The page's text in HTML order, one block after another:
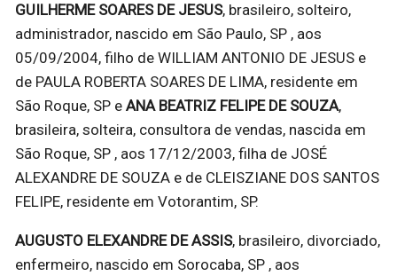
GUILHERME SOARES DE JESUS, brasileiro, solteiro,
administrador, nascido em São Paulo, SP , aos
05/09/2004, filho de WILLIAM ANTONIO DE JESUS e
de PAULA ROBERTA SOARES DE LIMA, residente em
São Roque, SP e ANA BEATRIZ FELIPE DE SOUZA,
brasileira, solteira, consultora de vendas, nascida em
São Roque, SP , aos 17/12/2003, filha de JOSÉ
ALEXANDRE DE SOUZA e de CLEISZIANE DOS SANTOS
FELIPE, residente em Votorantim, SP.
AUGUSTO ELEXANDRE DE ASSIS, brasileiro, divorciado,
enfermeiro, nascido em Sorocaba, SP , aos